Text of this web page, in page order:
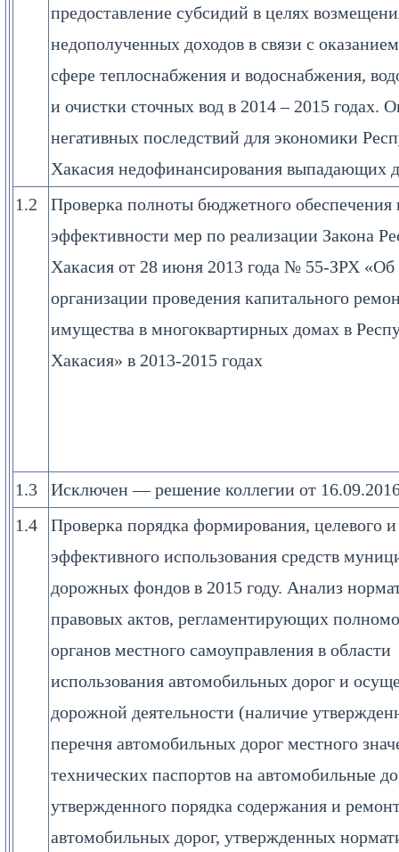
предоставление субсидий в целях
недополученных доходов в связи с
сфере теплоснабжения и водоснабжения,
и очистки сточных вод в 2014 – 2015 годах.
негативных последствий для экономики
Хакасия недофинансирования выпадающих
1.2
Проверка полноты бюджетного обеспечения
эффективности мер по реализации Закона
Хакасия от 28 июня 2013 года № 55-ЗРХ «Об
организации проведения капитального
имущества в многоквартирных домах в
Хакасия» в 2013-2015 годах
1.3
Исключен — решение коллегии от
1.4
Проверка порядка формирования, целевого и
эффективного использования средств
дорожных фондов в 2015 году. Анализ
правовых актов, регламентирующих
органов местного самоуправления в области
использования автомобильных дорог и
дорожной деятельности (наличие
перечня автомобильных дорог местного
технических паспортов на автомобильные
утвержденного порядка содержания и
автомобильных дорог, утвержденных